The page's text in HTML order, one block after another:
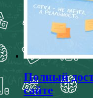
Полный
сайте